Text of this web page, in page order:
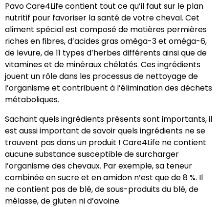
Pavo Care4Life contient tout ce qu’il faut sur le plan
nutritif pour favoriser la santé de votre cheval. Cet
aliment spécial est composé de matières permières
riches en fibres, d’acides gras oméga-3 et oméga-6,
de levure, de 11 types d’herbes différents ainsi que de
vitamines et de minéraux chélatés. Ces ingrédients
jouent un rôle dans les processus de nettoyage de
l’organisme et contribuent à l’élimination des déchets
métaboliques.
Sachant quels ingrédients présents sont importants, il
est aussi important de savoir quels ingrédients ne se
trouvent pas dans un produit ! Care4Life ne contient
aucune substance susceptible de surcharger
l’organisme des chevaux. Par exemple, sa teneur
combinée en sucre et en amidon n’est que de 8 %. Il
ne contient pas de blé, de sous-produits du blé, de
mélasse, de gluten ni d’avoine.